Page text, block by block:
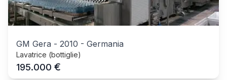
GM Gera - 2010 - Germania
Lavatrice (bottiglie)
195.000 €